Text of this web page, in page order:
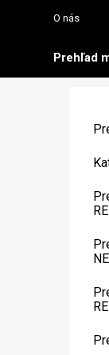
O nás
Prehľad